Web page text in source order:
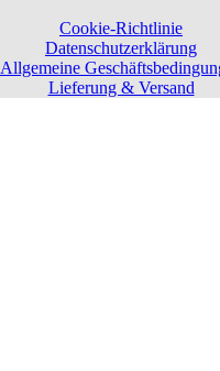
Cookie-Richtlinie
Datenschutzerklärung
Allgemeine
Lieferung & Versand